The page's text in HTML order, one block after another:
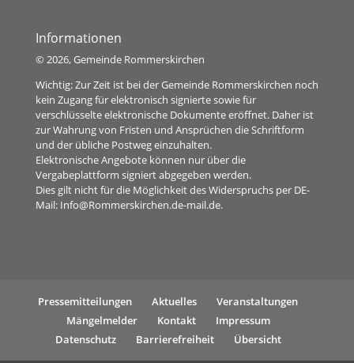
Informationen
© 2026, Gemeinde Rommerskirchen
Wichtig: Zur Zeit ist bei der Gemeinde Rommerskirchen noch
kein Zugang für elektronisch signierte sowie für
verschlüsselte elektronische Dokumente eröffnet. Daher ist
zur Wahrung von Fristen und Ansprüchen die Schriftform
und der übliche Postweg einzuhalten.
Elektronische Angebote können nur über die
Vergabeplattform signiert abgegeben werden.
Dies gilt nicht für die Möglichkeit des Widerspruchs per DE-
Mail: Info@Rommerskirchen.de-mail.de.
Pressemitteilungen Aktuelles
Veranstaltungen
Mängelmelder
Kontakt
Impressum
Datenschutz
Barrierefreiheit Übersicht